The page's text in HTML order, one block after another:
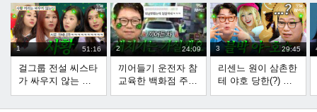
1 51:16
걸그룹 전설 씨스타
가 싸우지 않는 이
유｜아는 형님｜
JTBC 260502 방송
2 24:09
끼어들기 운전자 참
교육한 백화점 주차
요원ㅋㅋ | 한블리
(한문철의 블랙박스
3 29:45
리센느 원이 삼촌한
테 야호 당한(?) 한
문철 | 한블리 (한문
철의 블랙박스 리